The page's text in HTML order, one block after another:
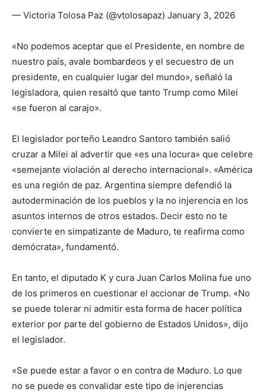
— Victoria Tolosa Paz (@vtolosapaz) January 3, 2026
«No podemos aceptar que el Presidente, en nombre de
nuestro país, avale bombardeos y el secuestro de un
presidente, en cualquier lugar del mundo», señaló la
legisladora, quien resaltó que tanto Trump como Milei
«se fueron al carajo».
El legislador porteño Leandro Santoro también salió
cruzar a Milei al advertir que «es una locura» que celebre
«semejante violación al derecho internacional». «América
es una región de paz. Argentina siempre defendió la
autoderminación de los pueblos y la no injerencia en los
asuntos internos de otros estados. Decir esto no te
convierte en simpatizante de Maduro, te reafirma como
demócrata», fundamentó.
En tanto, el diputado K y cura Juan Carlos Molina fue uno
de los primeros en cuestionar el accionar de Trump. «No
se puede tolerar ni admitir esta forma de hacer política
exterior por parte del gobierno de Estados Unidos», dijo
el legislador.
«Se puede estar a favor o en contra de Maduro. Lo que
no se puede es convalidar este tipo de injerencias